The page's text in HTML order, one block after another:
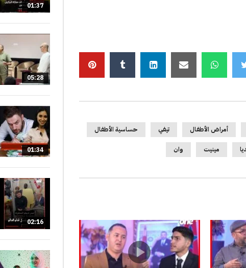
أمراض الأطفال تيفي حساسية الأطفال
مينيت وان
01:37
05:28
01:34
02:16